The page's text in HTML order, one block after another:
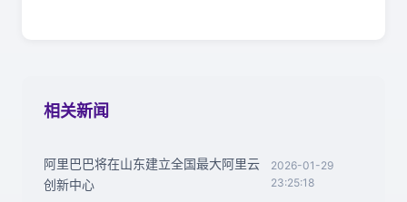
相关新闻
阿里巴巴将在山东建立全国最大阿里云
创新中心
2026-01-29
23:25:18